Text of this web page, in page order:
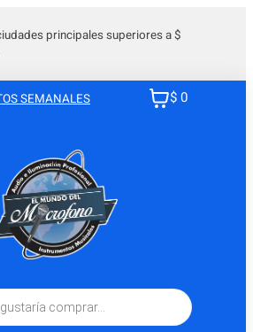
principales superiores a $
SEMANALES $ 0